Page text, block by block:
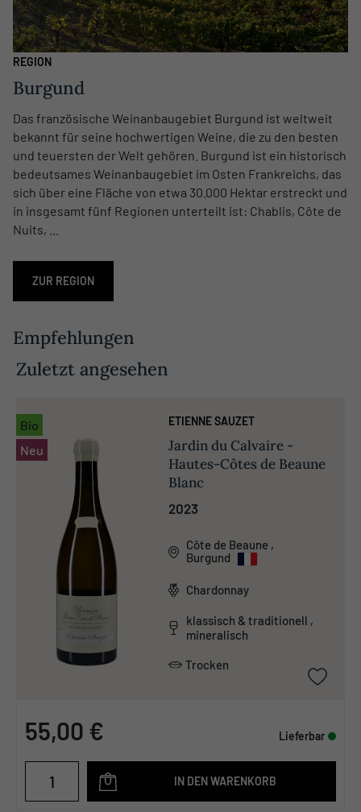
REGION
Burgund
Das französische Weinanbaugebiet Burgund ist weltweit
bekannt für seine hochwertigen Weine, die zu den besten
und teuersten der Welt gehören. Burgund ist ein historisch
bedeutsames Weinanbaugebiet im Osten Frankreichs, das
sich über eine Fläche von etwa 30.000 Hektar erstreckt und
in insgesamt fünf Regionen unterteilt ist: Chablis, Côte de
Nuits, ...
ZUR REGION
Empfehlungen
Zuletzt angesehen
Bio
Neu
ETIENNE SAUZET
Jardin du Calvaire -
Hautes-Côtes de Beaune
Blanc
2023
Côte de Beaune ,
Burgund
Chardonnay
klassisch & traditionell ,
mineralisch
Trocken
55,00 € Lieferbar
IN DEN WARENKORB